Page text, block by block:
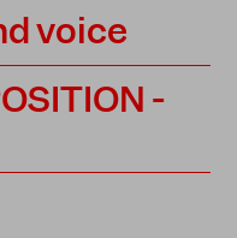
voice
-